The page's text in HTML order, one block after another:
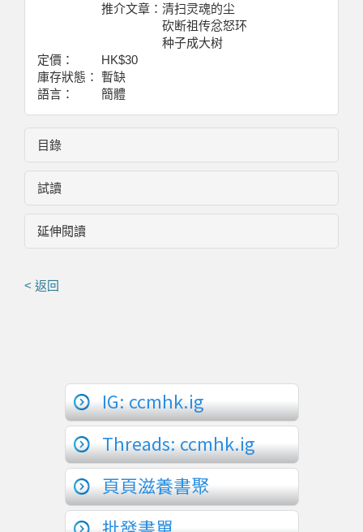
推介文章：清扫灵魂的尘
砍断祖传忿怒环
种子成大树
定價：
HK$30
庫存狀態： 暫缺
語言：
簡體
目錄
試讀
延伸閱讀
< 返回
IG: ccmhk.ig
Threads: ccmhk.ig
頁頁滋養書聚